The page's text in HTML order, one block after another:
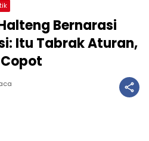
Bernarasi
Itu Tabrak Aturan,